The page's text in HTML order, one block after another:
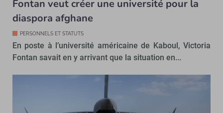
Fontan veut créer une université pour la
diaspora afghane
PERSONNELS ET STATUTS
En poste à l’université américaine de Kaboul, Victoria
Fontan savait en y arrivant que la situation en...